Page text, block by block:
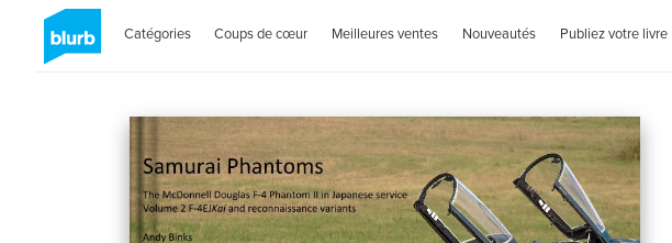
Catégories Coups de cœur Meilleures ventes Nouveautés Publiez votre livre